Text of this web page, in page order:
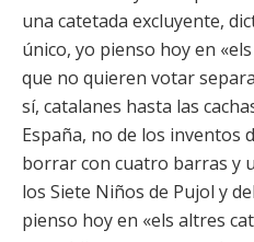
una catetada excluyente,
único, yo pienso hoy en
que no quieren votar
sí, catalanes hasta las
España, no de los inventos
borrar con cuatro barras y
los Siete Niños de Pujol y
pienso hoy en «els altres